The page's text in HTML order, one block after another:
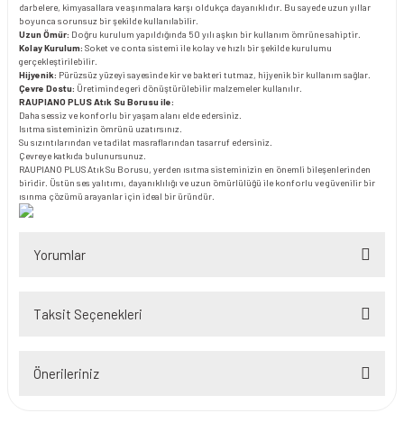
darbelere, kimyasallara ve aşınmalara karşı oldukça dayanıklıdır. Bu sayede uzun yıllar
boyunca sorunsuz bir şekilde kullanılabilir.
Uzun Ömür: Doğru kurulum yapıldığında 50 yılı aşkın bir kullanım ömrüne sahiptir.
Kolay Kurulum: Soket ve conta sistemi ile kolay ve hızlı bir şekilde kurulumu
gerçekleştirilebilir.
Hijyenik: Pürüzsüz yüzeyi sayesinde kir ve bakteri tutmaz, hijyenik bir kullanım sağlar.
Çevre Dostu: Üretiminde geri dönüştürülebilir malzemeler kullanılır.
RAUPIANO PLUS Atık Su Borusu ile:
Daha sessiz ve konforlu bir yaşam alanı elde edersiniz.
Isıtma sisteminizin ömrünü uzatırsınız.
Su sızıntılarından ve tadilat masraflarından tasarruf edersiniz.
Çevreye katkıda bulunursunuz.
RAUPIANO PLUS Atık Su Borusu, yerden ısıtma sisteminizin en önemli bileşenlerinden
biridir. Üstün ses yalıtımı, dayanıklılığı ve uzun ömürlülüğü ile konforlu ve güvenilir bir
ısınma çözümü arayanlar için ideal bir üründür.
Yorumlar
Taksit Seçenekleri
Önerileriniz